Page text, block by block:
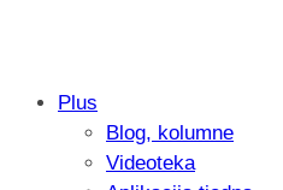
Sony
654 grama
Plus
Blog, kolumne
Videoteka